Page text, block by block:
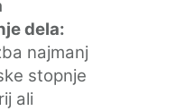
dela:
najmanj
stopnje
ali